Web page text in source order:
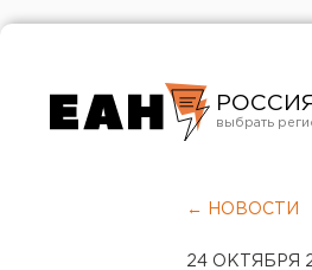
РОССИЯ
← НОВОСТИ
24 ОКТЯБРЯ